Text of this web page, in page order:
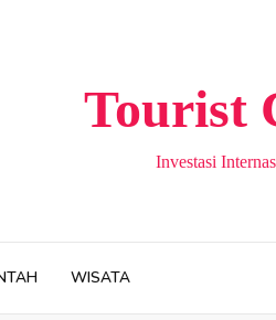
Tourist
Investasi
WISATA